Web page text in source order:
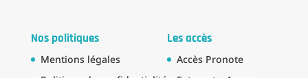
Nos politiques
Mentions légales
Les accès
Accès Pronote